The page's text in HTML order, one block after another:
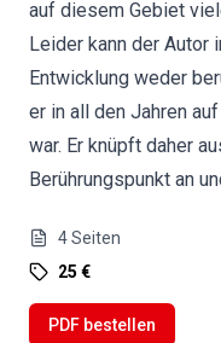
auf diesem Gebiet
Leider kann der Autor
Entwicklung weder
er in all den Jahren
war. Er knüpft daher
Berührungspunkt an
4Seiten
25 €
PDF bestellen